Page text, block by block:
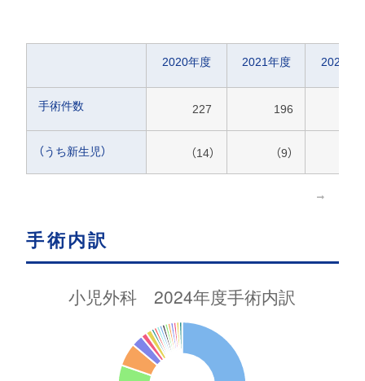
2020年度 2021年度 2022年
手術件数 227 196
（うち新生児） （14） （9）
手術内訳